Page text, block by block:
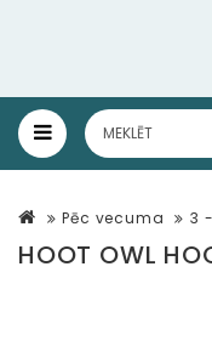
Pēc vecuma 3
HOOT OWL